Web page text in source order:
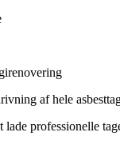
af hele
professionelle